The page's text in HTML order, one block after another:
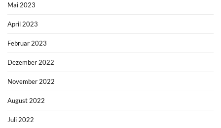
Mai 2023
April 2023
Februar 2023
Dezember 2022
November 2022
August 2022
Juli 2022